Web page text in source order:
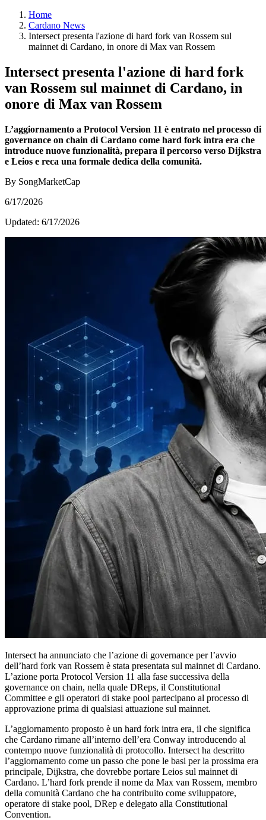
Home
Cardano News
Intersect presenta l'azione di hard fork van Rossem sul
mainnet di Cardano, in onore di Max van Rossem
Intersect presenta l'azione di hard fork
van Rossem sul mainnet di Cardano, in
onore di Max van Rossem
L’aggiornamento a Protocol Version 11 è entrato nel processo di
governance on chain di Cardano come hard fork intra era che
introduce nuove funzionalità, prepara il percorso verso Dijkstra
e Leios e reca una formale dedica della comunità.
By SongMarketCap
6/17/2026
Updated: 6/17/2026
Intersect ha annunciato che l’azione di governance per l’avvio
dell’hard fork van Rossem è stata presentata sul mainnet di Cardano.
L’azione porta Protocol Version 11 alla fase successiva della
governance on chain, nella quale DReps, il Constitutional
Committee e gli operatori di stake pool partecipano al processo di
approvazione prima di qualsiasi attuazione sul mainnet.
L’aggiornamento proposto è un hard fork intra era, il che significa
che Cardano rimane all’interno dell’era Conway introducendo al
contempo nuove funzionalità di protocollo. Intersect ha descritto
l’aggiornamento come un passo che pone le basi per la prossima era
principale, Dijkstra, che dovrebbe portare Leios sul mainnet di
Cardano. L’hard fork prende il nome da Max van Rossem, membro
della comunità Cardano che ha contribuito come sviluppatore,
operatore di stake pool, DRep e delegato alla Constitutional
Convention.